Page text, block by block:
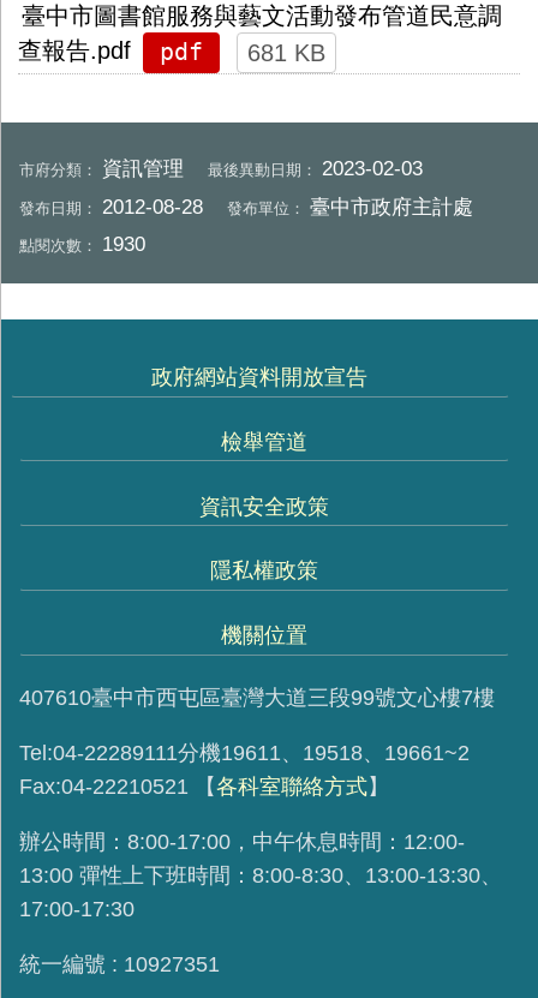
臺中市圖書館服務與藝文活動發布管道民意調
查報告.pdf
pdf 681 KB
市府分類： 資訊管理 最後異動日期：2023-02-03
發布日期： 2012-08-28 發布單位：臺中市政府主計處
點閱次數： 1930
政府網站資料開放宣告
檢舉管道
資訊安全政策
隱私權政策
機關位置
407610臺中市西屯區臺灣大道三段99號文心樓7樓
Tel:04-22289111分機19611、19518、19661~2
Fax:04-22210521
【各科室聯絡方式】
辦公時間：8:00-17:00，中午休息時間：12:00-
13:00 彈性上下班時間：8:00-8:30、13:00-13:30、
17:00-17:30
統一編號 : 10927351